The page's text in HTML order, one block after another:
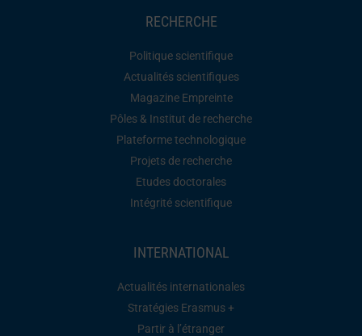
RECHERCHE
Politique scientifique
Actualités scientifiques
Magazine Empreinte
Pôles & Institut de recherche
Plateforme technologique
Projets de recherche
Etudes doctorales
Intégrité scientifique
INTERNATIONAL
Actualités internationales
Stratégies Erasmus +
Partir à l’étranger